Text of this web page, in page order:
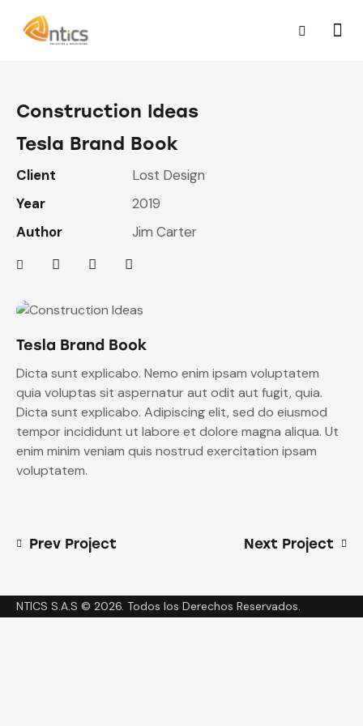
Construction Ideas
Tesla Brand Book
Dicta sunt explicabo. Nemo enim ipsam voluptatem
quia voluptas sit aspernatur aut odit aut fugit, quia.
Dicta sunt explicabo. Adipiscing elit, sed do eiusmod
tempor incididunt ut labore et dolore magna aliqua. Ut
enim minim veniam quis nostrud exercitation ipsam
voluptatem.
Tesla Brand Book
Client
Lost Design
Year
2019
Author
Jim Carter
Prev Project Next Project
NTICS S.A.S © 2026. Todos los Derechos Reservados.